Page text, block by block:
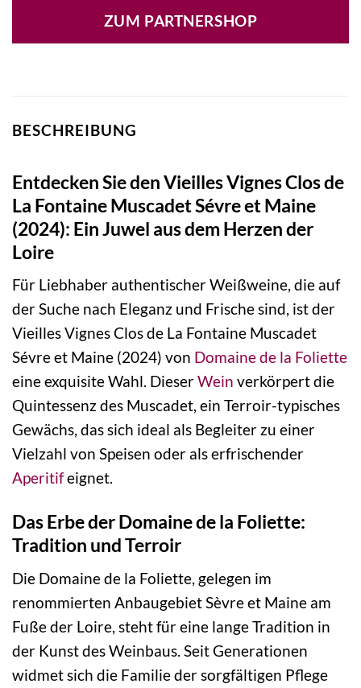
ZUM PARTNERSHOP
BESCHREIBUNG
Entdecken Sie den Vieilles Vignes Clos de
La Fontaine Muscadet Sévre et Maine
(2024): Ein Juwel aus dem Herzen der
Loire
Für Liebhaber authentischer Weißweine, die auf
der Suche nach Eleganz und Frische sind, ist der
Vieilles Vignes Clos de La Fontaine Muscadet
Sévre et Maine (2024) von Domaine de la Foliette
eine exquisite Wahl. DieserWein verkörpert die
Quintessenz des Muscadet, ein Terroir-typisches
Gewächs, das sich ideal als Begleiter zu einer
Vielzahl von Speisen oder als erfrischender
Aperitifeignet.
Das Erbe der Domaine de la Foliette:
Tradition und Terroir
Die Domaine de la Foliette, gelegen im
renommierten Anbaugebiet Sèvre et Maine am
Fuße der Loire, steht für eine lange Tradition in
der Kunst des Weinbaus. Seit Generationen
widmet sich die Familie der sorgfältigen Pflege